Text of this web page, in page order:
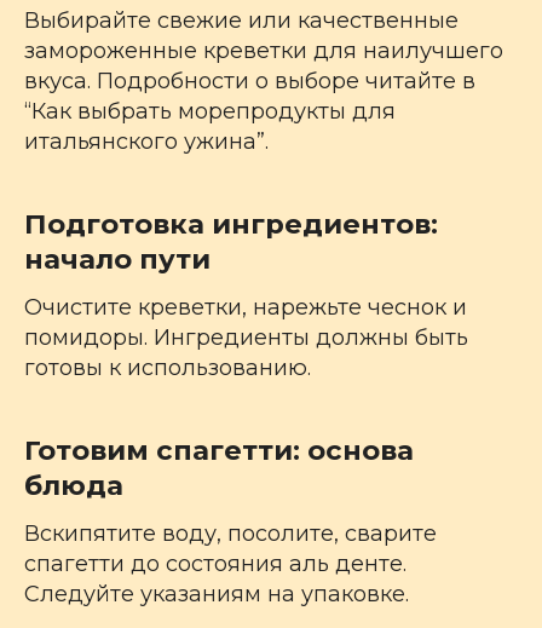
Выбирайте свежие или качественные
замороженные креветки для наилучшего
вкуса. Подробности о выборе читайте в
“Как выбрать морепродукты для
итальянского ужина”.
Подготовка ингредиентов:
начало пути
Очистите креветки, нарежьте чеснок и
помидоры. Ингредиенты должны быть
готовы к использованию.
Готовим спагетти: основа
блюда
Вскипятите воду, посолите, сварите
спагетти до состояния аль денте.
Следуйте указаниям на упаковке.